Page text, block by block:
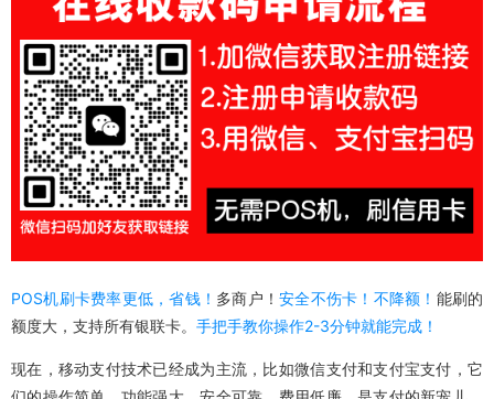
POS机刷卡费率更低，省钱！ 多商户！ 安全不伤卡！不降额！ 能刷的
额度大，支持所有银联卡。 手把手教你操作2-3分钟就能完成！
现在，移动支付技术已经成为主流，比如微信支付和支付宝支付，它